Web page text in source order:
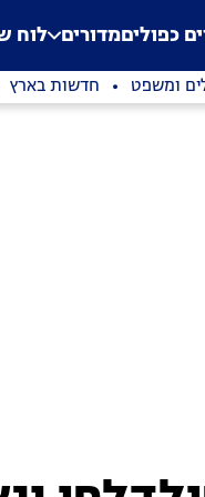
Application error: a
. כפוליםמדורים לוח
ומשפט חדשות בארץ